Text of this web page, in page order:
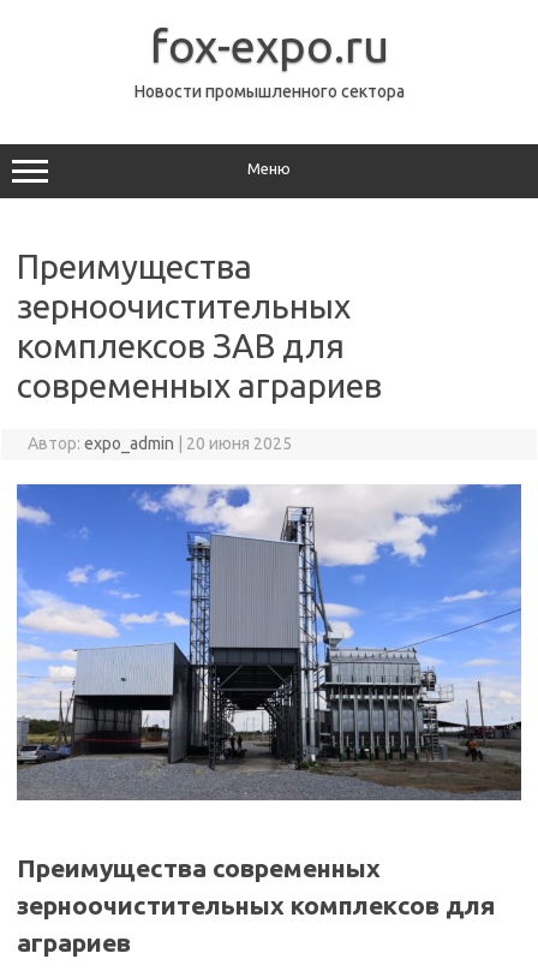
fox-expo.ru
Новости промышленного сектора
Меню
Преимущества
зерноочистительных
комплексов ЗАВ для
современных аграриев
Автор: expo_admin 20 июня 2025
Преимущества современных
зерноочистительных комплексов для
аграриев